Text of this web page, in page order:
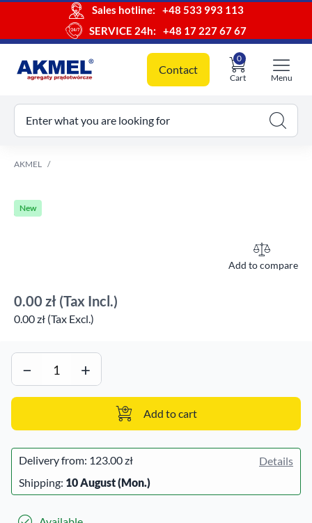
Sales hotline:
+48 533 993 113
SERVICE 24h:
+48 17 227 67 67
Contact
Cart
0
cart
Menu
Enter what you are looking for
AKMEL
New
Add to compare
0.00 zł (Tax Incl.)
0.00 zł (Tax Excl.)
− +
Add to cart
Delivery from: 123.00 zł
Details
Shipping: 10 August (Mon.)